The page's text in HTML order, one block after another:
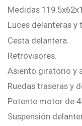
Medidas
Luces delanteras y
Cesta delantera.
Retrovisores.
Asiento giratorio y
Ruedas traseras y
Potente motor de
Suspensión